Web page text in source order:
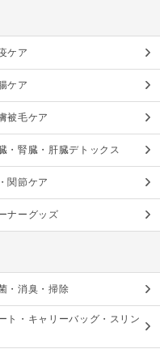
ケア
ケア
被毛ケア
・腎臓・肝臓デトックス
関節ケア
ナーグッズ
・消臭・掃除
ト・キャリーバッグ・スリン